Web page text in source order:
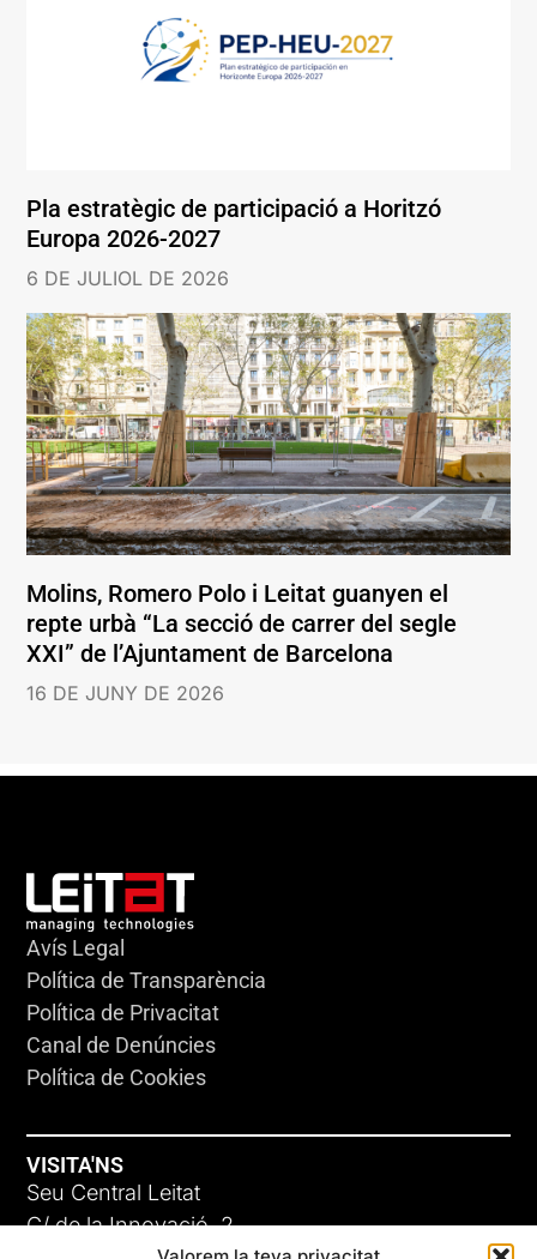
Pla estratègic de participació a Horitzó
Europa 2026-2027
6 DE JULIOL DE 2026
Molins, Romero Polo i Leitat guanyen el
repte urbà “La secció de carrer del segle
XXI” de l’Ajuntament de Barcelona
16 DE JUNY DE 2026
Avís Legal
Política de Transparència
Política de Privacitat
Canal de Denúncies
Política de Cookies
VISITA'NS
Seu Central Leitat
C/ de la Innovació, 2